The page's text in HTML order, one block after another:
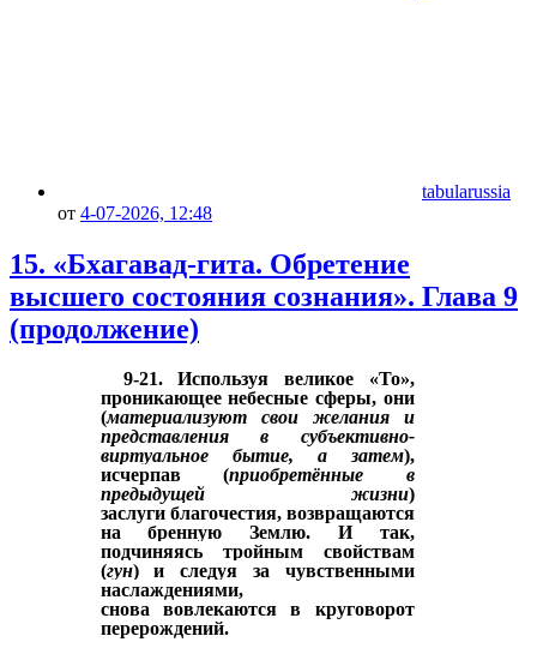
tabularussia
от 4-07-2026, 12:48
15. «Бхагавад-гита. Обретение
высшего состояния сознания». Глава 9
(продолжение)
9-21.Используя великое «То»,
проникающее небесные сферы, они
(материализуют своижелания и
представления в субъективно-
виртуальное бытие, а затем),
исчерпав(приобретённые в
предыдущей жизни)
заслугиблагочестия, возвращаются
на бренную Землю. И так,
подчиняясь тройным свойствам
(гун) и следуя за чувственными
наслаждениями,
снова вовлекаютсяв круговорот
перерождений.